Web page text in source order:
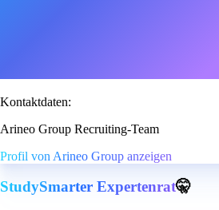
Kontaktdaten:
Arineo Group Recruiting-Team
Profil von Arineo Group anzeigen
StudySmarter Expertenrat🤫